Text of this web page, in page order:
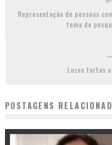
Representação de pessoas
tema de
Luzes tortas
POSTAGENS